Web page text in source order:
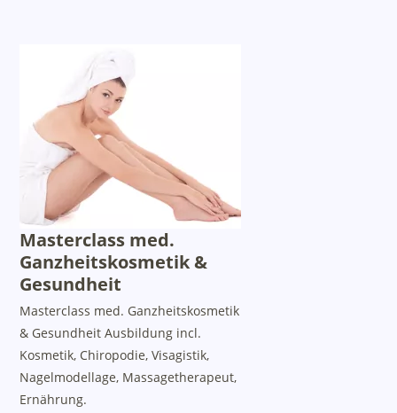
Masterclass med.
Ganzheitskosmetik &
Gesundheit
Masterclass med. Ganzheitskosmetik
& Gesundheit Ausbildung incl.
Kosmetik, Chiropodie, Visagistik,
Nagelmodellage, Massagetherapeut,
Ernährung.